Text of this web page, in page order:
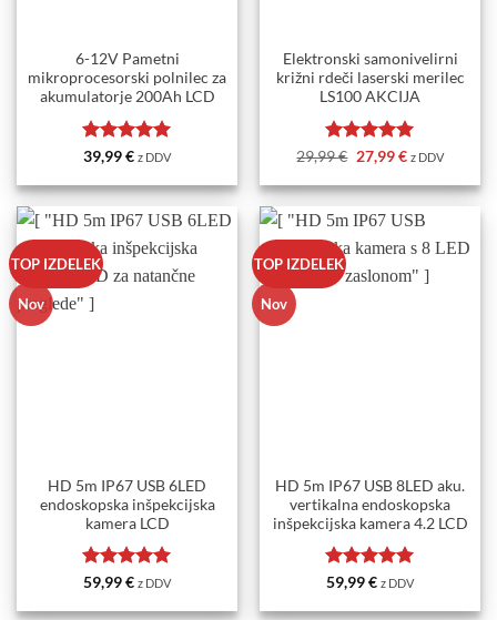
6-12V Pametni
mikroprocesorski polnilec za
akumulatorje 200Ah LCD
Ocenjeno5
39,99€ z DDV
Elektronski samonivelirni
križni rdeči laserski merilec
LS100 AKCIJA
Ocenjeno5
29,99€ Izvirna
cena
je
bila:
29,99 €.
27,99€Trenutna
je:
27,99 €.
z DDV
TOP IZDELEK
Nov
HD 5m IP67 USB 6LED
endoskopska inšpekcijska
kamera LCD
Ocenjeno5
59,99€ z DDV
TOP IZDELEK
Nov
HD 5m IP67 USB 8LED aku.
vertikalna endoskopska
inšpekcijska kamera 4.2 LCD
Ocenjeno5
59,99€ z DDV